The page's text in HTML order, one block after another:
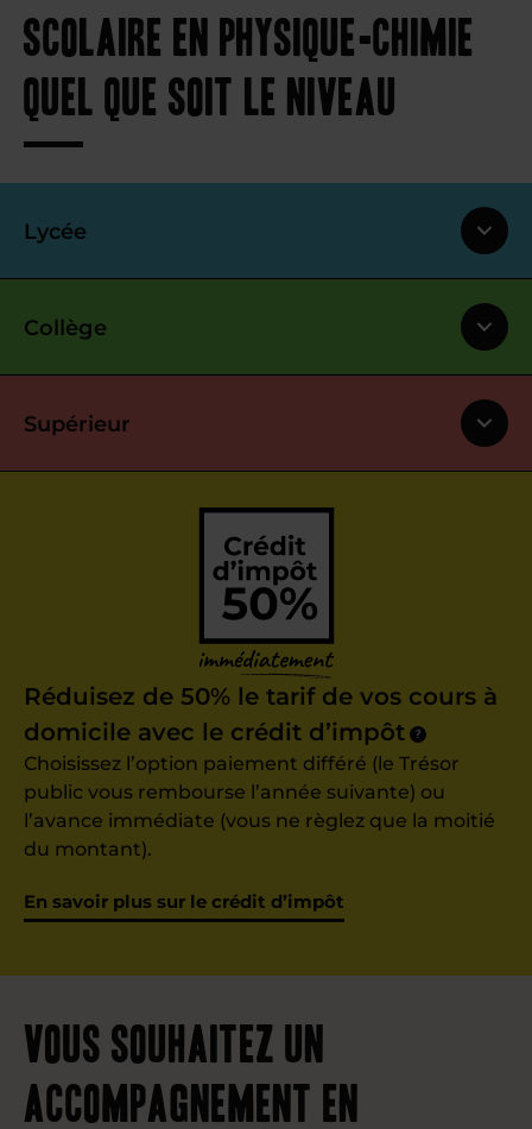
scolaire en physique-chimie
quel que soit le niveau
Lycée
Collège
Supérieur
Réduisez de 50% le tarif de vos cours à
domicile avec le crédit d’impôt
?
Choisissez l’option paiement différé (le Trésor
public vous rembourse l’année suivante) ou
l’avance immédiate (vous ne règlez que la moitié
du montant).
En savoir plus sur le crédit d’impôt
Vous souhaitez un
accompagnement en